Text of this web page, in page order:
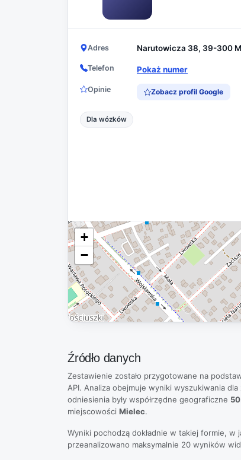
Adres Narutowicza 38, 39-300
Telefon Pokaż numer
Opinie Zobacz profil Google
Dla wózków
+
−
Źródło danych
Zestawienie zostało przygotowane na
API. Analiza obejmuje wyniki wyszukiwania
odniesienia były współrzędne geograficzne
miejscowości Mielec.
Wyniki pochodzą dokładnie w takiej formie,
przeanalizowano maksymalnie 20 wyników